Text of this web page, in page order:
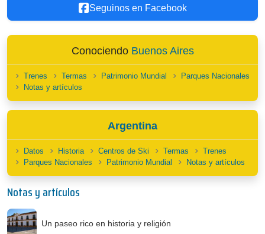
Seguinos en Facebook
Conociendo Buenos Aires
Trenes Termas Patrimonio Mundial
Parques Nacionales
Notas y artículos
Argentina
Datos Historia Centros de Ski Termas
Trenes
Parques Nacionales
Patrimonio Mundial Notas y artículos
Notas y artículos
Un paseo rico en historia y religión